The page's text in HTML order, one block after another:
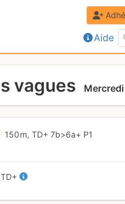
Aide
vagues
150 m,TD+7b>6a+ P1
TD+